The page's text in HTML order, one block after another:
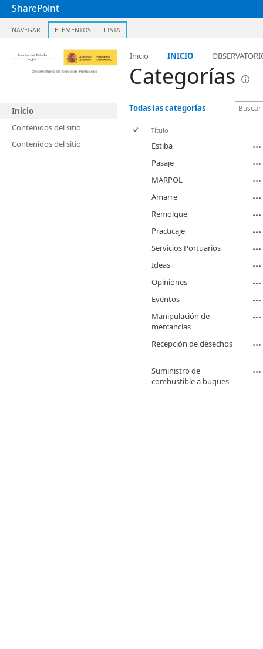
SharePoint
NAVEGAR ELEMENTOS LISTA
Inicio INICIO
Categorías
Inicio
Contenidos del sitio
Contenidos del sitio
Todas las categorías
Título
Estiba
Pasaje
MARPOL
Amarre
Remolque
Practicaje
Servicios Portuarios
Ideas
Opiniones
Eventos
Manipulación de
mercancías
Recepción de desechos
Suministro de
combustible a buques